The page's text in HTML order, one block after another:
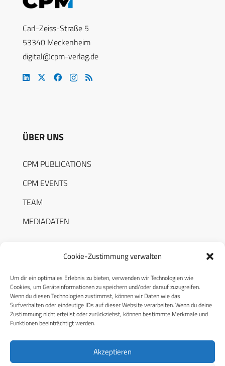
Cookie-Zustimmung verwalten
Um dir ein optimales Erlebnis zu bieten, verwenden wir Technologien wie
Cookies, um Geräteinformationen zu speichern und/oder darauf zuzugreifen.
Wenn du diesen Technologien zustimmst, können wir Daten wie das
Surfverhalten oder eindeutige IDs auf dieser Website verarbeiten. Wenn du deine
Zustimmung nicht erteilst oder zurückziehst, können bestimmte Merkmale und
Funktionen beeinträchtigt werden.
Akzeptieren
Carl-Zeiss-Straße 5
53340 Meckenheim
digital@cpm-verlag.de
ÜBER UNS
CPM PUBLICATIONS
CPM EVENTS
TEAM
MEDIADATEN
RECHTLICHES
Datenschutzerklärung
Cookie-Richtlinie (EU)